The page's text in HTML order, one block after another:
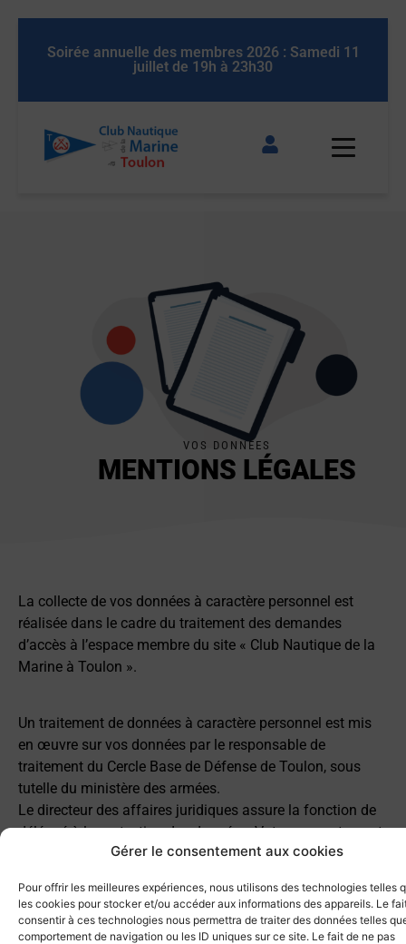
Gérer le consentement aux cookies
Pour offrir les meilleures expériences, nous utilisons des technologies telles
les cookies pour stocker et/ou accéder aux informations des appareils. Le
consentir à ces technologies nous permettra de traiter des données telles
comportement de navigation ou les ID uniques sur ce site. Le fait de ne pas
Soirée annuelle des membres 2026 : Samedi 11
juillet de 19h à 23h30
VOS DONNÉES
MENTIONS LÉGALES
La collecte de vos données à caractère personnel est
réalisée dans le cadre du traitement des demandes
d’accès à l’espace membre du site « Club Nautique de la
Marine à Toulon ».
Un traitement de données à caractère personnel est mis
en œuvre sur vos données par le responsable de
traitement du Cercle Base de Défense de Toulon, sous
tutelle du ministère des armées.
Le directeur des affaires juridiques assure la fonction de
délégué à la protection des données. Votre consentement
est nécessaire à la mise en œuvre du traitement.
Vos données seront transmises, pour les besoins du
traitement, au secrétariat du « Club Nautique de la Marine